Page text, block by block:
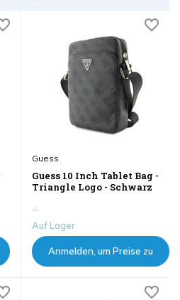
Guess
Guess 10 Inch Tablet Bag -
Triangle Logo - Schwarz
...
Auf Lager
Anmelden, um Preise zu